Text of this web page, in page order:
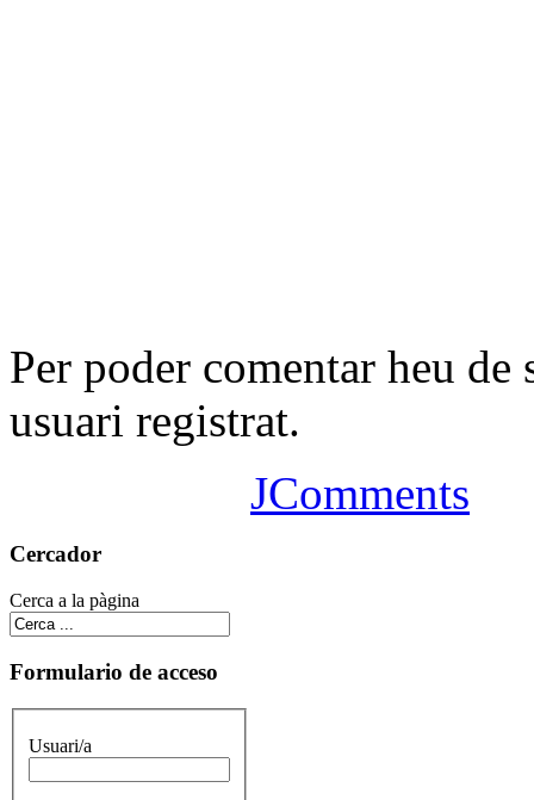
Per poder comentar heu de
usuari registrat.
JComments
Cercador
Cerca a la pàgina
Formulario de acceso
Usuari/a